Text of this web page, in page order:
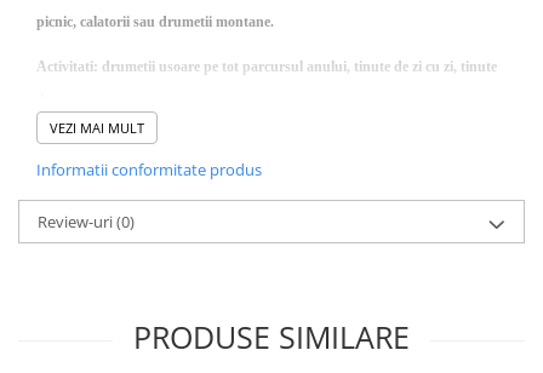
picnic, calatorii sau drumetii montane.
Activitati: drumetii usoare pe tot parcursul anului, tinute de zi cu zi, tinute
Caracteristici:
- usor si compact
- utilizare pe tot parcursul anului
- buzunare din microfleece
santicamasare
VEZI MAI MULT
Informatii conformitate produs
Review-uri(0)
PRODUSE SIMILARE